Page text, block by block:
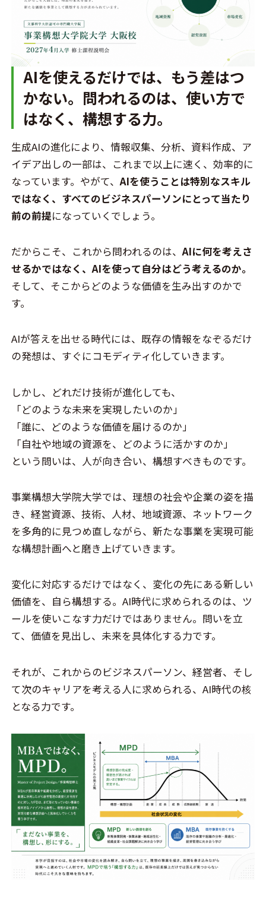
AIを使えるだけでは、もう差はつ
かない。問われるのは、使い方で
はなく、構想する力。
生成AIの進化により、情報収集、分析、資料作成、ア
イデア出しの一部は、これまで以上に速く、効率的に
なっています。やがて、 AIを使うことは特別なスキル
ではなく、すべてのビジネスパーソンにとって当たり
前の前提になっていくでしょう。
だからこそ、これから問われるのは、AIに何を考えさ
せるかではなく、AIを使って自分はどう考えるのか。
そして、そこからどのような価値を生み出すのかで
す。
AIが答えを出せる時代には、既存の情報をなぞるだけ
の発想は、すぐにコモディティ化していきます。
しかし、どれだけ技術が進化しても、
「どのような未来を実現したいのか」
「誰に、どのような価値を届けるのか」
「自社や地域の資源を、どのように活かすのか」
という問いは、人が向き合い、構想すべきものです。
事業構想大学院大学では、理想の社会や企業の姿を描
き、経営資源、技術、人材、地域資源、ネットワーク
を多角的に見つめ直しながら、新たな事業を実現可能
な構想計画へと磨き上げていきます。
変化に対応するだけではなく、変化の先にある新しい
価値を、自ら構想する。AI時代に求められるのは、ツ
ールを使いこなす力だけではありません。問いを立
て、価値を見出し、未来を具体化する力です。
それが、これからのビジネスパーソン、経営者、そし
て次のキャリアを考える人に求められる、AI時代の核
となる力です。